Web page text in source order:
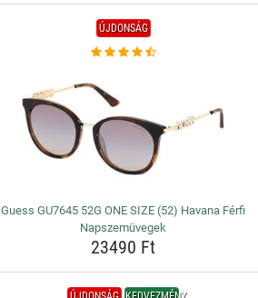
ÚJDONSÁG
Guess GU7645 52G ONE SIZE (52) Havana Férfi
Napszemüvegek
23490 Ft